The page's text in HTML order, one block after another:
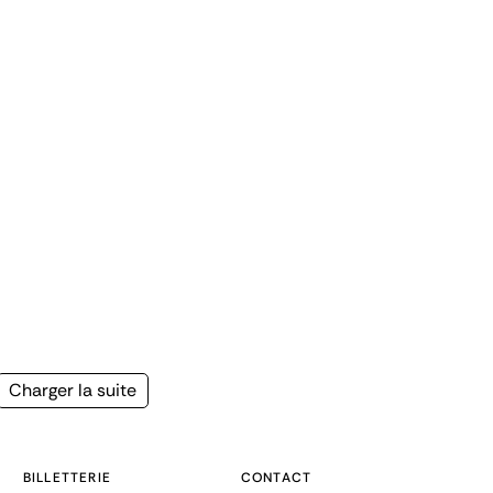
Page
Charger la suite
BILLETTERIE CONTACT